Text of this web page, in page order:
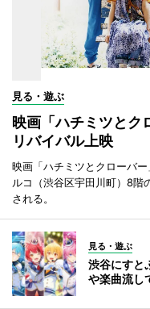
見る・遊ぶ
映画「ハチミツとク
リバイバル上映
映画「ハチミツとクローバ
ルコ（渋谷区宇田川町）8階
される。
見る・遊ぶ
渋谷にすと
や楽曲流し